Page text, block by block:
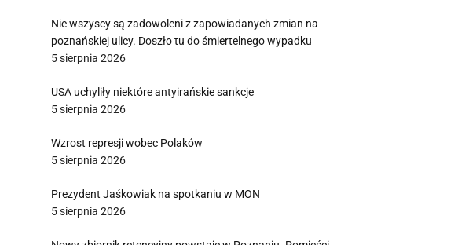
Nie wszyscy są zadowoleni z zapowiadanych zmian na
poznańskiej ulicy. Doszło tu do śmiertelnego wypadku
5 sierpnia 2026
USA uchyliły niektóre antyirańskie sankcje
5 sierpnia 2026
Wzrost represji wobec Polaków
5 sierpnia 2026
Prezydent Jaśkowiak na spotkaniu w MON
5 sierpnia 2026